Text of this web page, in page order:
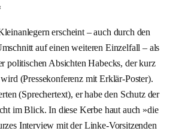
erscheint – auch durch den
auf einen weiteren Einzelfall – als
politischen Absichten Habecks, der kurz
(Pressekonferenz mit Erklär-Poster).
(Sprechertext), er habe den Schutz der
im Blick. In diese Kerbe haut auch »die
Interview mit der Linke-Vorsitzenden